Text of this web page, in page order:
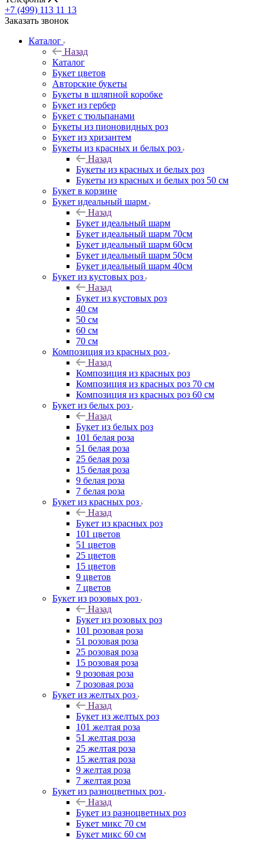
+7 (499) 113 11 13
Заказать звонок
Каталог
Назад
Каталог
Букет цветов
Авторские букеты
Букеты в шляпной коробке
Букет из гербер
Букет с тюльпанами
Букеты из пионовидных роз
Букет из хризантем
Букеты из красных и белых роз
Назад
Букеты из красных и белых роз
Букеты из красных и белых роз 50 см
Букет в корзине
Букет идеальный шарм
Назад
Букет идеальный шарм
Букет идеальный шарм 70см
Букет идеальный шарм 60см
Букет идеальный шарм 50см
Букет идеальный шарм 40см
Букет из кустовых роз
Назад
Букет из кустовых роз
40 см
50 см
60 см
70 см
Композиция из красных роз
Назад
Композиция из красных роз
Композиция из красных роз 70 см
Композиция из красных роз 60 см
Букет из белых роз
Назад
Букет из белых роз
101 белая роза
51 белая роза
25 белая роза
15 белая роза
9 белая роза
7 белая роза
Букет из красных роз
Назад
Букет из красных роз
101 цветов
51 цветов
25 цветов
15 цветов
9 цветов
7 цветов
Букет из розовых роз
Назад
Букет из розовых роз
101 розовая роза
51 розовая роза
25 розовая роза
15 розовая роза
9 розовая роза
7 розовая роза
Букет из желтых роз
Назад
Букет из желтых роз
101 желтая роза
51 желтая роза
25 желтая роза
15 желтая роза
9 желтая роза
7 желтая роза
Букет из разноцветных роз
Назад
Букет из разноцветных роз
Букет микс 70 см
Букет микс 60 см